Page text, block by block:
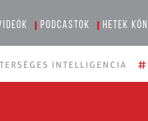
Podcastok Hetek
INTELLIGENCIA #